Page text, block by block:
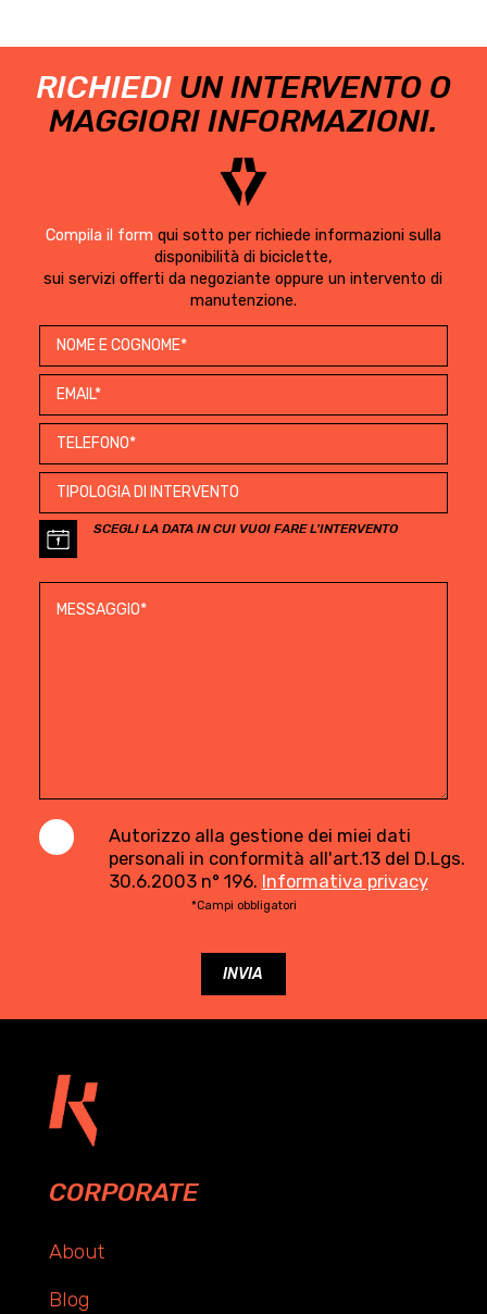
RICHIEDIUN INTERVENTO O
MAGGIORI INFORMAZIONI.
Compila il form qui sotto per richiede informazioni sulla
disponibilità di biciclette,
sui servizi offerti da negoziante oppure un intervento di
manutenzione.
SCEGLI LA DATA IN CUI VUOI FARE L'INTERVENTO
Autorizzo alla gestione dei miei dati
personali in conformità all'art.13 del D.Lgs.
30.6.2003 n° 196. Informativa privacy
*Campi obbligatori
CORPORATE
About
Blog